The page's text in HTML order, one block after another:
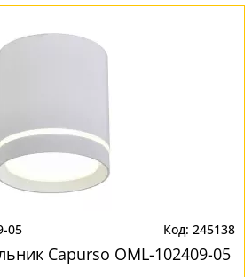
05 245138
Capurso OML-102409-05